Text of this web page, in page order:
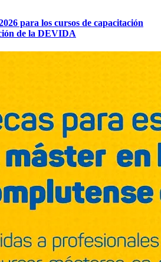
para los cursos de capacitación
de la DEVIDA